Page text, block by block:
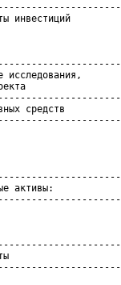
¦
¦2006
проекта
активы: